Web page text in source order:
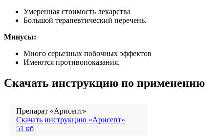
Умеренная стоимость лекарства
Большой терапевтический перечень.
Минусы:
Много серьезных побочных эффектов
Имеются противопоказания.
Скачать инструкцию по применению
Препарат «Арисепт»
Скачать инструкцию «Арисепт»
51 кб